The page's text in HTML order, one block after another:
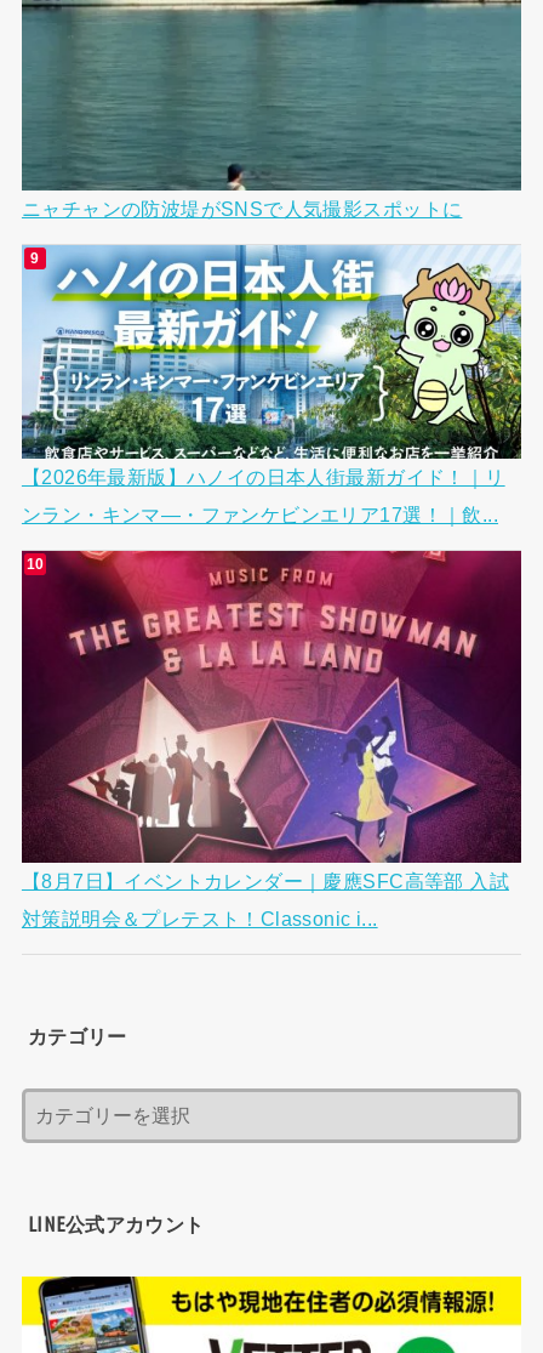
ニャチャンの防波堤がSNSで人気撮影スポットに
【2026年最新版】ハノイの日本人街最新ガイド！｜リ
ンラン・キンマ―・ファンケビンエリア17選！｜飲...
【8月7日】イベントカレンダー｜慶應SFC高等部 入試
対策説明会＆プレテスト！Classonic i...
カテゴリー
LINE公式アカウント